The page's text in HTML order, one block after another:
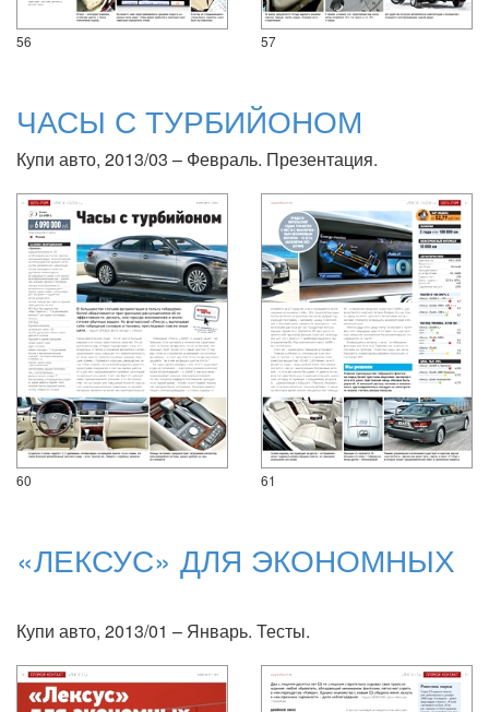
56 57
ЧАСЫ С ТУРБИЙОНОМ
Купи авто, 2013/03 – Февраль. Презентация.
60 61
«ЛЕКСУС» ДЛЯ ЭКОНОМНЫХ
Купи авто, 2013/01 – Январь. Тесты.